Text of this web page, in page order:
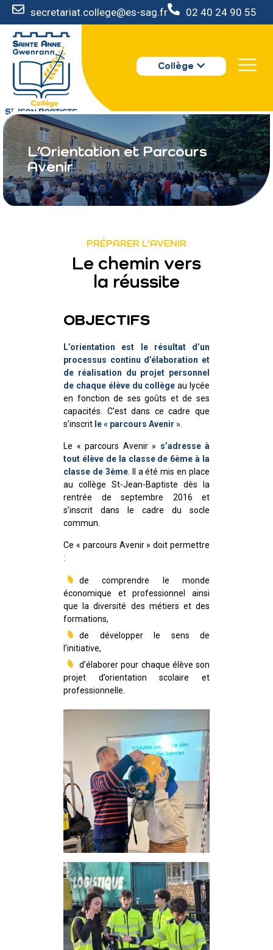
secretariat.college@es-sag.fr 02 40 24 90 55
Collège
L’Orientation et Parcours
Avenir
LE COLLÈGE
S’INSCRIRE
VIE AU COLLÈGE
VOTRE ESPACE
NOUS CONTACTER
PRÉPARER L'AVENIR
Le chemin vers
la réussite
OBJECTIFS
L’orientation est le résultat d’un
processus continu d’élaboration et
de réalisation du projet personnel
de chaque élève du collège au lycée
en fonction de ses goûts et de ses
capacités. C’est dans ce cadre que
s’inscrit le « parcours Avenir »
Le « parcours Avenir » s’adresse à
tout élève de la classe de 6ème à la
classe de 3ème. Il a été mis en place
au collège St-Jean-Baptiste dès la
rentrée de septembre 2016 et
s’inscrit dans le cadre du socle
commun.
Ce « parcours Avenir » doit permettre
:
de comprendre le monde
économique et professionnel ainsi
que la diversité des métiers et des
formations,
de développer le sens de
l’initiative,
d’élaborer pour chaque élève son
projet d’orientation scolaire et
professionnelle.